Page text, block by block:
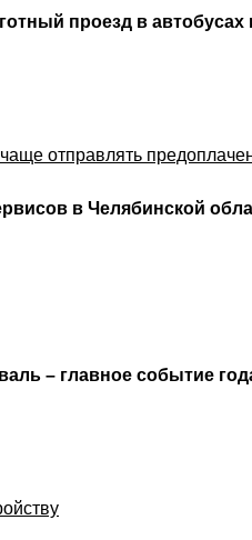
проезд в автобусах
отправлять
в Челябинской
– главное событие